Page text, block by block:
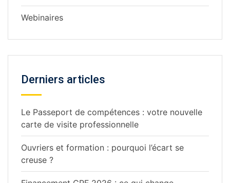
Webinaires
Derniers articles
Le Passeport de compétences : votre nouvelle
carte de visite professionnelle
Ouvriers et formation : pourquoi l’écart se
creuse ?